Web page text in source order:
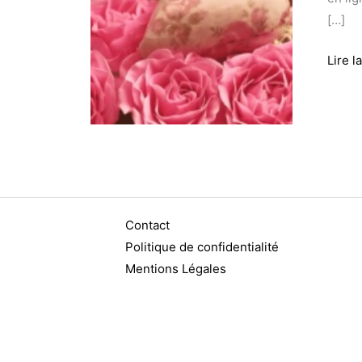
[…]
Lire
Contact
Politique de confidentialité
Mentions Légales